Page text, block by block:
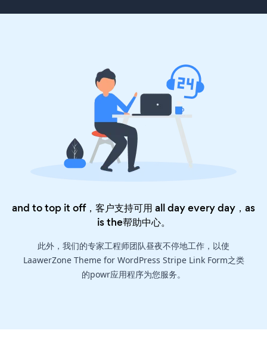
and to top it off，客户支持可用 all day every day，as
is the帮助中心。
此外，我们的专家工程师团队昼夜不停地工作，以使
LaawerZone Theme for WordPress Stripe Link Form之类
的powr应用程序为您服务。